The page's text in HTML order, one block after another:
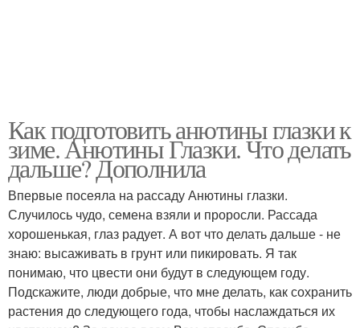
Как подготовить анютины глазки к
зиме. Анютины Глазки. Что делать
дальше? Дополнила
Впервые посеяла на рассаду Анютины глазки.
Случилось чудо, семена взяли и проросли. Рассада
хорошенькая, глаз радует. А вот что делать дальше - не
знаю: высаживать в грунт или пикировать. Я так
понимаю, что цвести они будут в следующем году.
Подскажите, люди добрые, что мне делать, как сохранить
растения до следующего года, чтобы наслаждаться их